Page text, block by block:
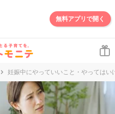
無料アプリで開く
妊娠中にやっていいこと・やってはい